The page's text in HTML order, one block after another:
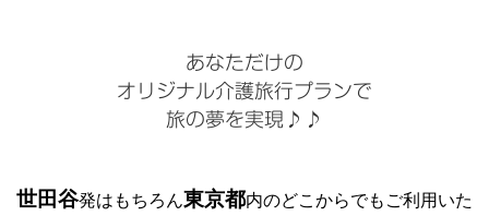
あなただけの
オリジナル介護旅行プランで
旅の夢を実現♪♪
世田谷発はもちろん東京都内のどこからでもご利用いた